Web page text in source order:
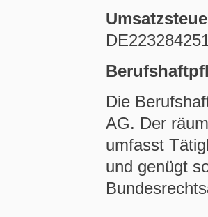
Die
AG. Der
umfasst
und genügt